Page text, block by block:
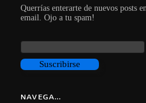
Querrías enterarte de nuevos posts
email. Ojo a tu spam!
NAVEGA…